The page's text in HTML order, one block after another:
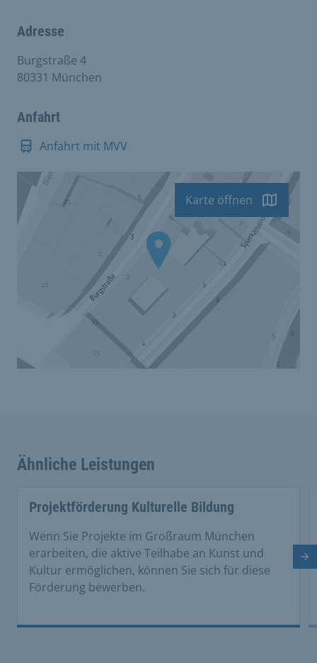
Adresse
Burgstraße 4
80331 München
Anfahrt
Anfahrt mit MVV
Karte öffnen
Ähnliche Leistungen
Projektförderung Kulturelle Bildung
Wenn Sie Projekte im Großraum München
erarbeiten, die aktive Teilhabe an Kunst und
Kultur ermöglichen, können Sie sich für diese
Förderung bewerben.